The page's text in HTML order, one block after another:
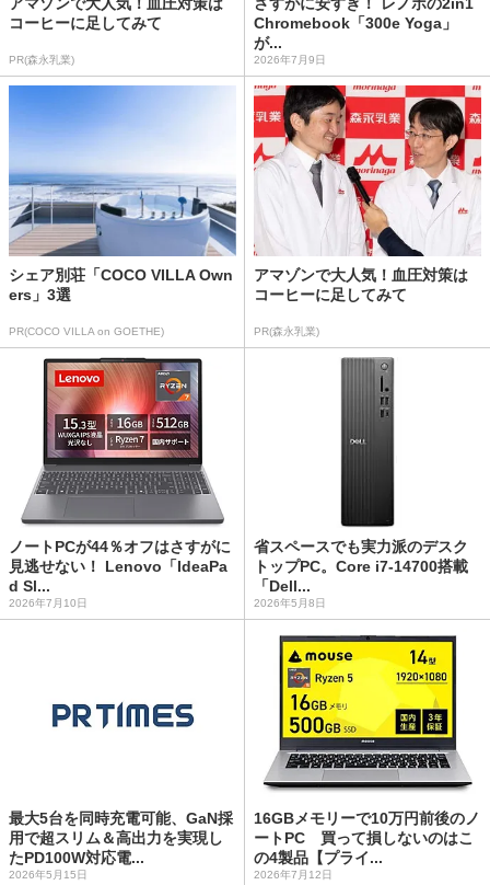
コーヒーに足してみて
PR(森永乳業)
Chromebook「300e Yoga」
が...
2026年7月9日
シェア別荘「COCO VILLA Own
ers」3選
PR(COCO VILLA on GOETHE)
アマゾンで大人気！血圧対策は
コーヒーに足してみて
PR(森永乳業)
ノートPCが44％オフはさすがに
見逃せない！ Lenovo「IdeaPa
d Sl...
2026年7月10日
省スペースでも実力派のデスク
トップPC。Core i7-14700搭載
「Dell...
2026年5月8日
最大5台を同時充電可能、GaN採
用で超スリム＆高出力を実現し
たPD100W対応電...
2026年5月15日
16GBメモリーで10万円前後のノ
ートPC 買って損しないのはこ
の4製品【プライ...
2026年7月12日